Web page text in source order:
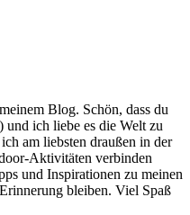
Blog. Schön, dass du
ich liebe es die Welt zu
am liebsten draußen in der
Aktivitäten verbinden
und Inspirationen zu meinen
bleiben. Viel Spaß